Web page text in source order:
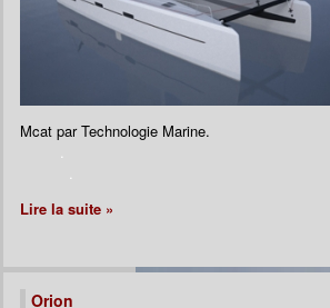
Mcat par Technologie Marine.
.
.
Lire la suite »
Orion